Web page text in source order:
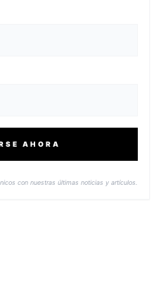
AHORA
con nuestras últimas noticias y artículos.